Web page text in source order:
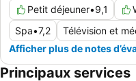
Petit déjeuner•9,1
Spa•7,2 Télévision et
Afficher plus de notes
Principaux services